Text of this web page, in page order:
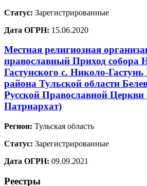
Статус: Зарегистрированные
Дата ОГРН: 15.06.2020
Местная религиозная
православный Приход собора
Гастунского с. Николо-Гастунь
района Тульской области
Русской Православной
Патриархат)
Регион: Тульская область
Статус: Зарегистрированные
Дата ОГРН: 09.09.2021
Реестры